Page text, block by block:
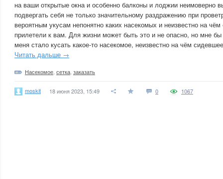
на ваши открытые окна и особенно балконы и лоджии неимоверно
подвергать себя не только значительному раздражению при
вероятным укусам непонятно каких насекомых и неизвестно на
прилетели к вам. Для жизни может быть это и не опасно, но мне
меня стало кусать какое-то насекомое, неизвестно на чём
Читать дальше →
Насекомое сетка заказать
moskit 18 июня 2023, 15:49 0 1067